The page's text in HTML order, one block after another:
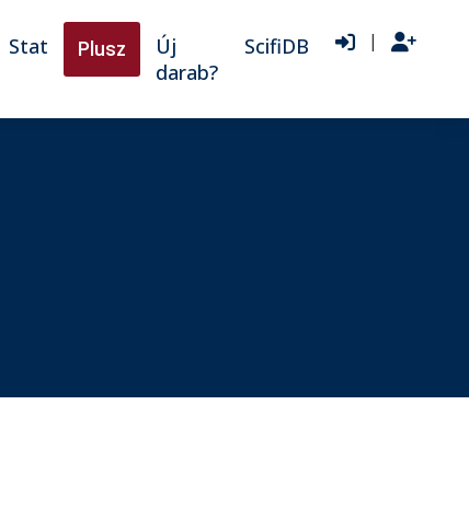
Stat Plusz
Új
darab?
ScifiDB |